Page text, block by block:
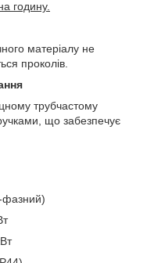
годину.
матеріалу не
проколів.
трубчастому
що забезпечує
фазний)